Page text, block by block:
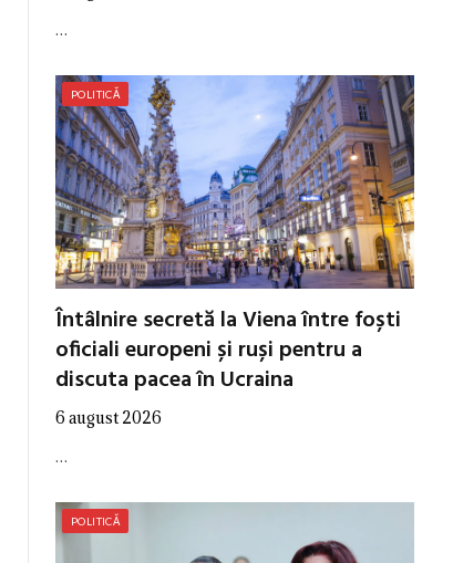
…
POLITICĂ
Întâlnire secretă la Viena între foști
oficiali europeni și ruși pentru a
discuta pacea în Ucraina
6 august 2026
…
POLITICĂ